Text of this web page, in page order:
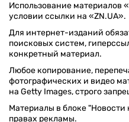
Использование материалов
условии ссылки на «ZN.UA».
Для интернет-изданий
поисковых систем,
конкретный материал.
Любое копирование,
фотографических и видео
на Getty Images, строго
Материалы в блоке
правах рекламы.